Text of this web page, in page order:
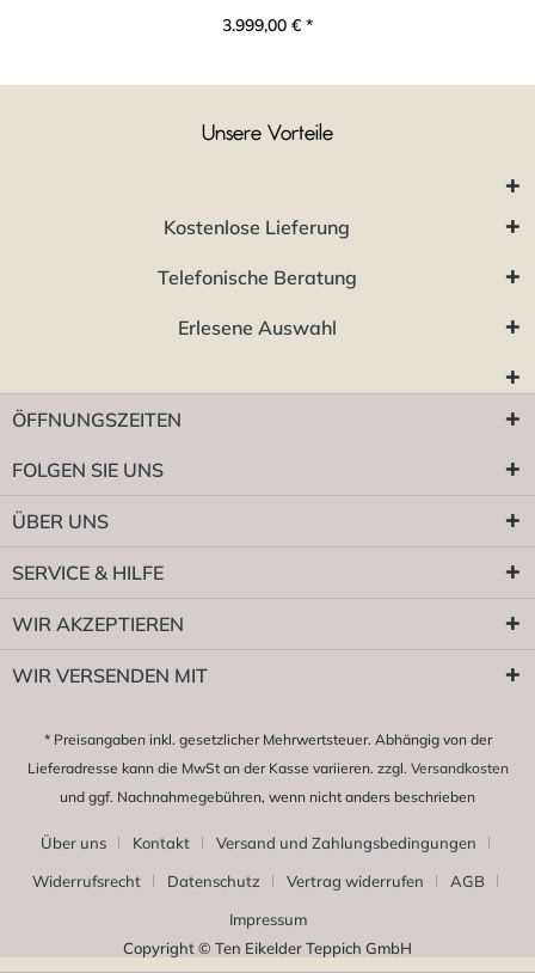
3.999,00 € *
Unsere Vorteile
Kostenlose Lieferung
Telefonische Beratung
Erlesene Auswahl
ÖFFNUNGSZEITEN
FOLGEN SIE UNS
ÜBER UNS
SERVICE & HILFE
WIR AKZEPTIEREN
WIR VERSENDEN MIT
* Preisangaben inkl. gesetzlicher Mehrwertsteuer. Abhängig von der
Lieferadresse kann die MwSt an der Kasse variieren. zzgl. Versandkosten
und ggf. Nachnahmegebühren, wenn nicht anders beschrieben
Über uns Kontakt
Versand und Zahlungsbedingungen
Widerrufsrecht
Datenschutz Vertrag widerrufen
AGB
Impressum
Copyright © Ten Eikelder Teppich GmbH